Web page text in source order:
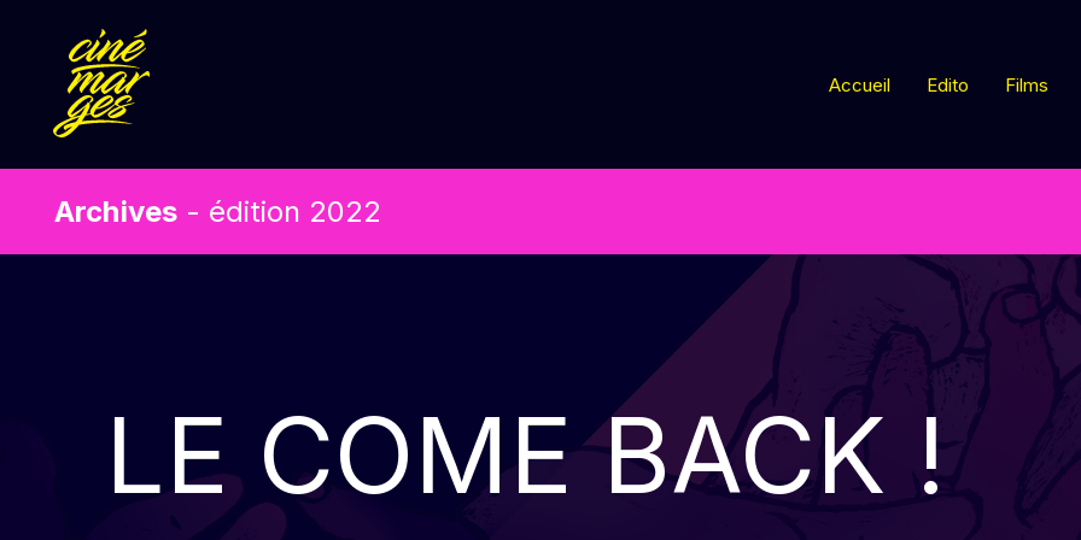
Accueil Edito Films
Archives- édition 2022
LE COME BACK !